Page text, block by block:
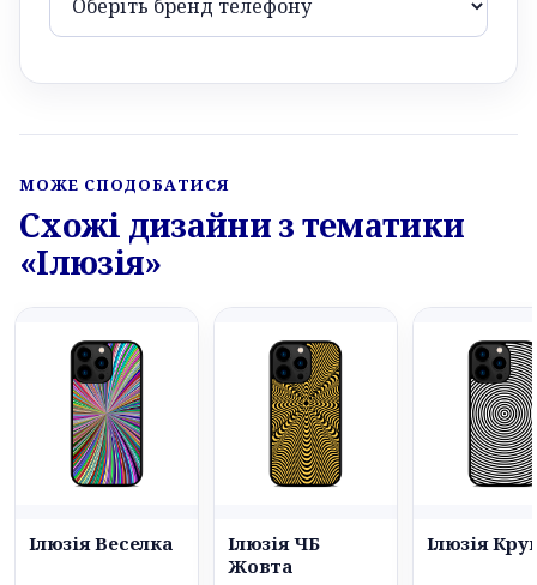
МОЖЕ СПОДОБАТИСЯ
Схожі дизайни з тематики
«Ілюзія»
Ілюзія Веселка
Ілюзія ЧБ
Жовта
Ілюзія